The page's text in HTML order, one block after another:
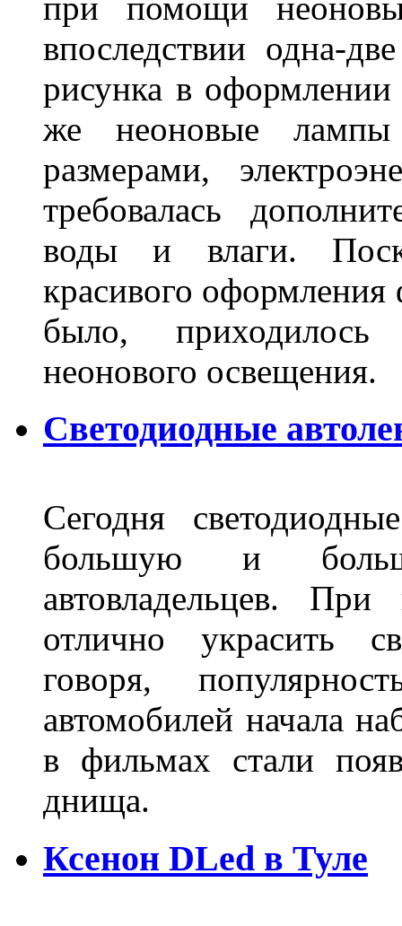
впоследствии одна-
рисунка в оформлении
же неоновые лампы
размерами,
требовалась
воды и влаги.
красивого
было,
неонового
Светодиодные
Сегодня
большую и
автовладельцев.
отлично украсить
говоря,
автомобилей начала
в фильмах стали
днища.
Ксенон DLed в Туле